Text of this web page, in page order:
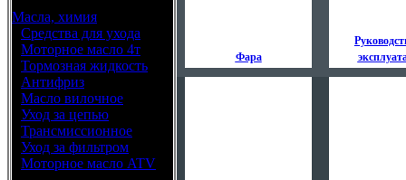
Масла, химия
Средства для ухода
Моторное масло 4т
Тормозная жидкость
Антифриз
Масло вилочное
Уход за цепью
Трансмиссионное
Уход за фильтром
Моторное масло ATV
Фара